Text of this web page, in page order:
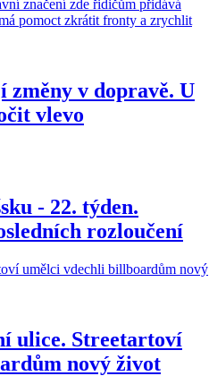
v dopravě. U
vlevo
- 22. týden.
rozloučení
ulice. Streetartoví
nový život